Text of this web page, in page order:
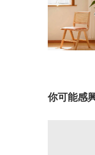
你可能感